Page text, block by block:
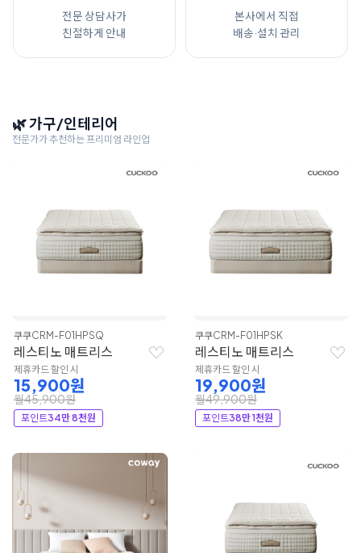
전문 상담사가
친절하게 안내
본사에서 직접
배송·설치 관리
🌿 가구/인테리어
전문가가 추천하는 프리미엄 라인업
쿠쿠CRM-F01HPSQ
레스티노 매트리스
제휴카드 할인 시
15,900원
월45,900원
포인트34만 8천원
쿠쿠CRM-F01HPSK
레스티노 매트리스
제휴카드 할인 시
19,900원
월49,900원
포인트38만 1천원